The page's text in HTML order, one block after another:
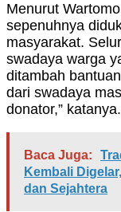
Menurut
sepenuhnya
masyarakat.
swadaya warga
ditambah
dari swadaya
donator,” katanya.
Baca Juga:
Kembali
dan Sejahtera